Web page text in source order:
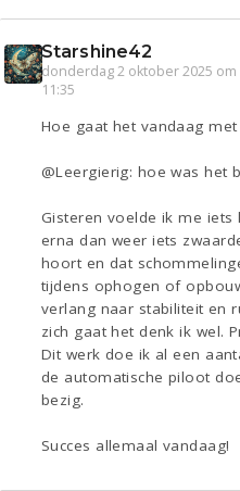
Starshine42
donderdag 2 oktober 2025 om
11:35
Hoe gaat het vandaag
@Leergierig: hoe was het
Gisteren voelde ik me iets
erna dan weer iets
hoort en dat
tijdens ophogen of
verlang naar stabiliteit en
zich gaat het denk ik wel.
Dit werk doe ik al een
de automatische piloot
bezig.
Succes allemaal vandaag!